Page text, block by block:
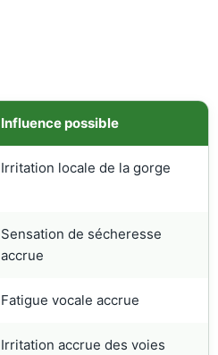
Influence possible
Irritation locale de la gorge
Sensation de sécheresse
accrue
Fatigue vocale accrue
Irritation accrue des voies